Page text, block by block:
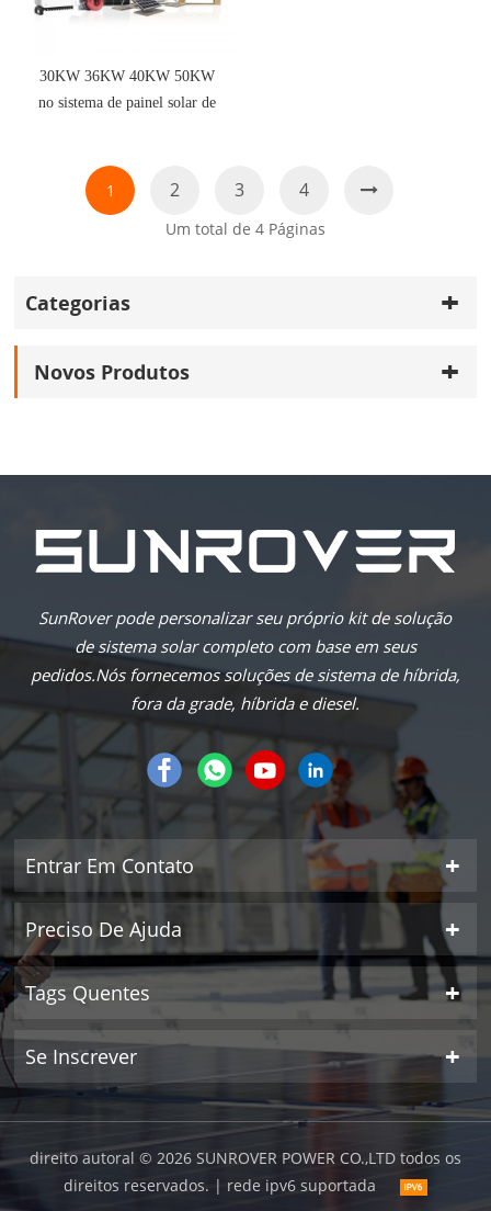
30KW 36KW 40KW 50KW
no sistema de painel solar de
1 2 3 4
Um total de 4Páginas
Categorias
Novos Produtos
SunRover pode personalizar seu próprio kit de solução
de sistema solar completo com base em seus
pedidos.Nós fornecemos soluções de sistema de híbrida,
fora da grade, híbrida e diesel.
Entrar Em Contato
Preciso De Ajuda
Tags Quentes
Se Inscrever
direito autoral © 2026 SUNROVER POWER CO.,LTD todos os
direitos reservados. | rede ipv6 suportada